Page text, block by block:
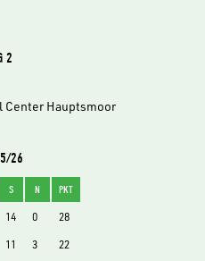
2
Center Hauptsmoor
26
S N PKT
14 0
28
11 3
22